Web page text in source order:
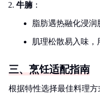
牛腩 ：
脂肪遇热融化浸润
肌理松散易入味，
三、烹饪适配指南
根据特性选择最佳料理方